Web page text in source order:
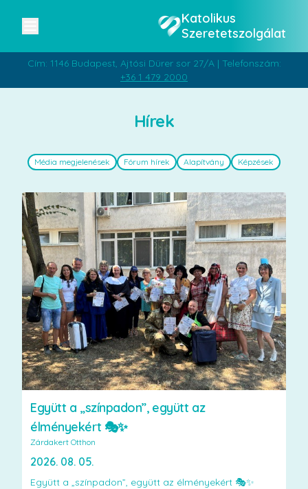
Katolikus
Szeretetszolgálat
Cím: 1146 Budapest, Ajtósi Dürer sor 27/A | Telefonszám:
+36 1 479 2000
Hírek
Média megjelenések Fórum hírek Alapítvány Képzések
Együtt a „színpadon”, együtt az
élményekért 🎭✨
Zárdakert Otthon
2026. 08. 05.
Együtt a „színpadon”, együtt az élményekért 🎭✨